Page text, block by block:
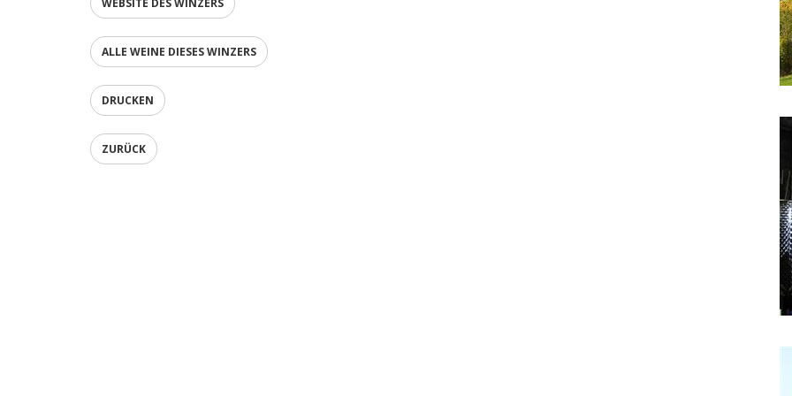
WEBSITE DES WINZERS
ALLE WEINE DIESES WINZERS
DRUCKEN
ZURÜCK